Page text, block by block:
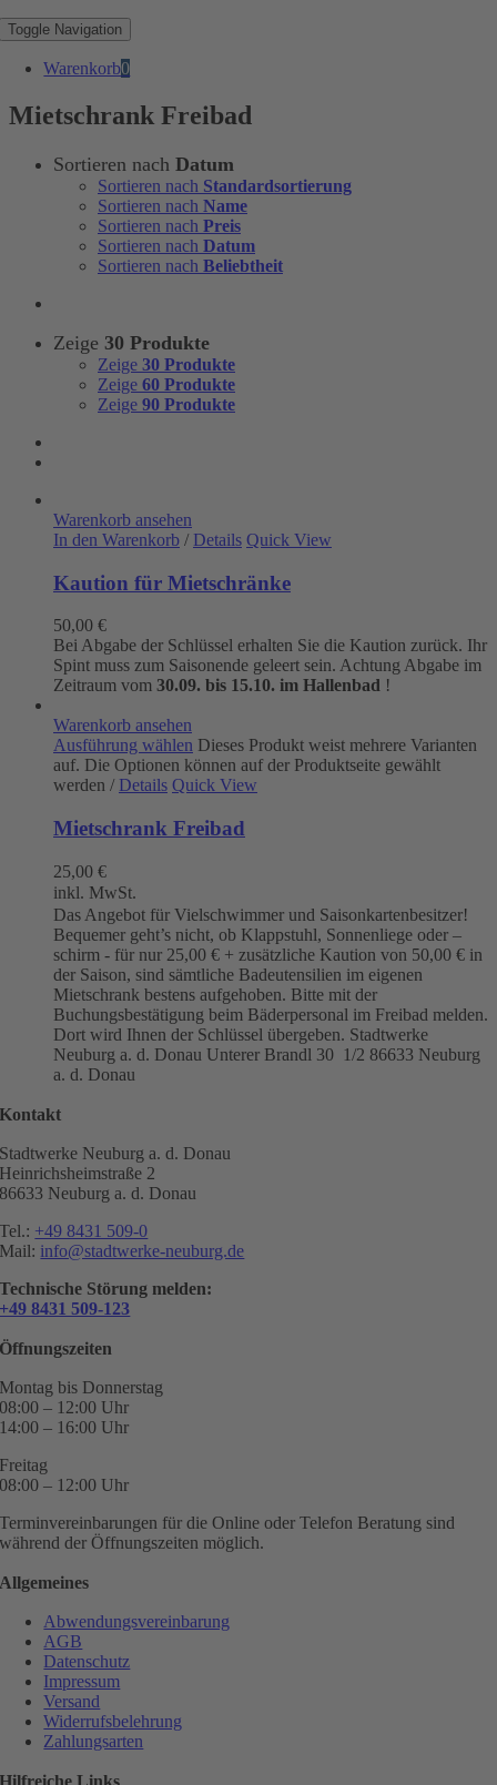
Toggle Navigation
Warenkorb0
Mietschrank Freibad
Sortieren nach Datum
Sortieren nach Standardsortierung
Sortieren nach Name
Sortieren nach Preis
Sortieren nach Datum
Sortieren nach Beliebtheit
Zeige 30 Produkte
Zeige 30 Produkte
Zeige 60 Produkte
Zeige 90 Produkte
Warenkorb ansehen
In den Warenkorb / Details Quick View
Kaution für Mietschränke
50,00 €
Bei Abgabe der Schlüssel erhalten Sie die Kaution zurück. Ihr
Spint muss zum Saisonende geleert sein. Achtung Abgabe im
Zeitraum vom 30.09. bis 15.10. im Hallenbad !
Warenkorb ansehen
Ausführung wählen Dieses Produkt weist mehrere Varianten
auf. Die Optionen können auf der Produktseite gewählt
werden / Details Quick View
Mietschrank Freibad
25,00 €
inkl. MwSt.
Das Angebot für Vielschwimmer und Saisonkartenbesitzer!
Bequemer geht’s nicht, ob Klappstuhl, Sonnenliege oder –
schirm - für nur 25,00 € + zusätzliche Kaution von 50,00 € in
der Saison, sind sämtliche Badeutensilien im eigenen
Mietschrank bestens aufgehoben. Bitte mit der
Buchungsbestätigung beim Bäderpersonal im Freibad melden.
Dort wird Ihnen der Schlüssel übergeben. Stadtwerke
Neuburg a. d. Donau Unterer Brandl 30 1/2 86633 Neuburg
a. d. Donau
Kontakt
Stadtwerke Neuburg a. d. Donau
Heinrichsheimstraße 2
86633 Neuburg a. d. Donau
Tel.: +49 8431 509-0
Mail: info@stadtwerke-neuburg.de
Technische Störung melden:
+49 8431 509-123
Öffnungszeiten
Montag bis Donnerstag
08:00 – 12:00 Uhr
14:00 – 16:00 Uhr
Freitag
08:00 – 12:00 Uhr
Terminvereinbarungen für die Online oder Telefon Beratung sind
während der Öffnungszeiten möglich.
Allgemeines
Abwendungsvereinbarung
AGB
Datenschutz
Impressum
Versand
Widerrufsbelehrung
Zahlungsarten
Hilfreiche Links